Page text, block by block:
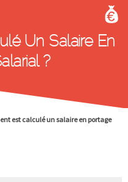
Un Salaire En
?
est calculé un salaire en portage